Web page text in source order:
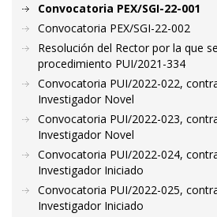
Convocatoria PEX/SGI-22-001
Convocatoria PEX/SGI-22-002
Resolución del Rector por la que
procedimiento PUI/2021-334
Convocatoria PUI/2022-022,
Investigador Novel
Convocatoria PUI/2022-023,
Investigador Novel
Convocatoria PUI/2022-024,
Investigador Iniciado
Convocatoria PUI/2022-025,
Investigador Iniciado